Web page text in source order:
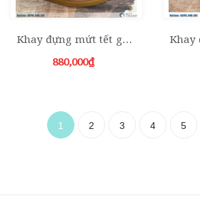
Khay đựng mứt tết gốm sứ màu hồng số 05
880,000₫
1 2 3 4 5